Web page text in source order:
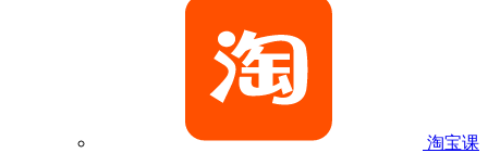
淘宝课